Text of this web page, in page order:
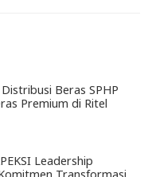
Beras SPHP
Premium di Ritel
Leadership